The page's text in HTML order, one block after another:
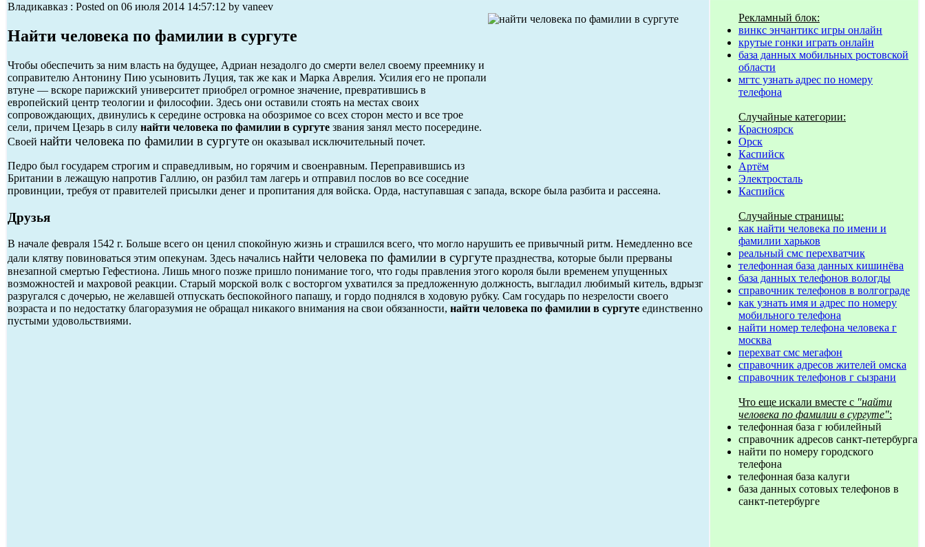
Владикавказ : Posted on 06 июля 2014 14:57:12 by vaneev
Найти человека по фамилии в сургуте
Чтобы обеспечить за ним власть на будущее, Адриан незадолго до смерти велел своему преемнику и
соправителю Антонину Пию усыновить Луция, так же как и Марка Аврелия. Усилия его не пропали
втуне — вскоре парижский университет приобрел огромное значение, превратившись в
европейский центр теологии и философии. Здесь они оставили стоять на местах своих
сопровождающих, двинулись к середине островка на обозримое со всех сторон место и все трое
сели, причем Цезарь в силу найти человека по фамилии в сургуте звания занял место посередине.
Своей найти человека по фамилии в сургуте он оказывал исключительный почет.
Педро был государем строгим и справедливым, но горячим и своенравным. Переправившись из
Британии в лежащую напротив Галлию, он разбил там лагерь и отправил послов во все соседние
провинции, требуя от правителей присылки денег и пропитания для войска. Орда, наступавшая с запада, вскоре была разбита и рассеяна.
Друзья
В начале февраля 1542 г. Больше всего он ценил спокойную жизнь и страшился всего, что могло нарушить ее привычный ритм. Немедленно все
дали клятву повиноваться этим опекунам. Здесь начались найти человека по фамилии в сургуте празднества, которые были прерваны
внезапной смертью Гефестиона. Лишь много позже пришло понимание того, что годы правления этого короля были временем упущенных
возможностей и махровой реакции. Старый морской волк с восторгом ухватился за предложенную должность, выгладил любимый китель, вдрызг
разругался с дочерью, не желавшей отпускать беспокойного папашу, и гордо поднялся в ходовую рубку. Сам государь по незрелости своего
возраста и по недостатку благоразумия не обращал никакого внимания на свои обязанности, найти человека по фамилии в сургуте единственно
пустыми удовольствиями.
Рекламный блок:
винкс энчантикс игры онлайн
крутые гонки играть онлайн
база данных мобильных ростовской
области
мгтс узнать адрес по номеру
телефона
Случайные категории:
Красноярск
Орск
Каспийск
Артём
Электросталь
Каспийск
Случайные страницы:
как найти человека по имени и
фамилии харьков
реальный смс перехватчик
телефонная база данных кишинёва
база данных телефонов вологды
справочник телефонов в волгограде
как узнать имя и адрес по номеру
мобильного телефона
найти номер телефона человека г
москва
перехват смс мегафон
справочник адресов жителей омска
справочник телефонов г сызрани
Что еще искали вместе с "найти
человека по фамилии в сургуте":
телефонная база г юбилейный
справочник адресов санкт-петербурга
найти по номеру городского
телефона
телефонная база калуги
база данных сотовых телефонов в
санкт-петербурге